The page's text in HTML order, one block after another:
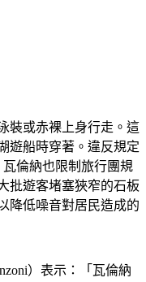
裝或赤裸上身行走。這
遊船時穿著。違反規定
倫納也限制旅行團規
批遊客堵塞狹窄的石板
降低噪音對居民造成的
）表示：「瓦倫納